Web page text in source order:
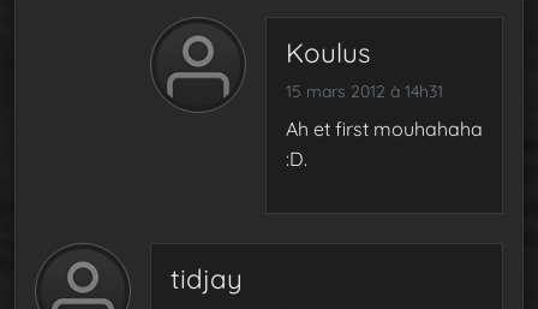
Koulus
15 mars 2012 à 14h31
Ah et first mouhahaha
:D.
tidjay